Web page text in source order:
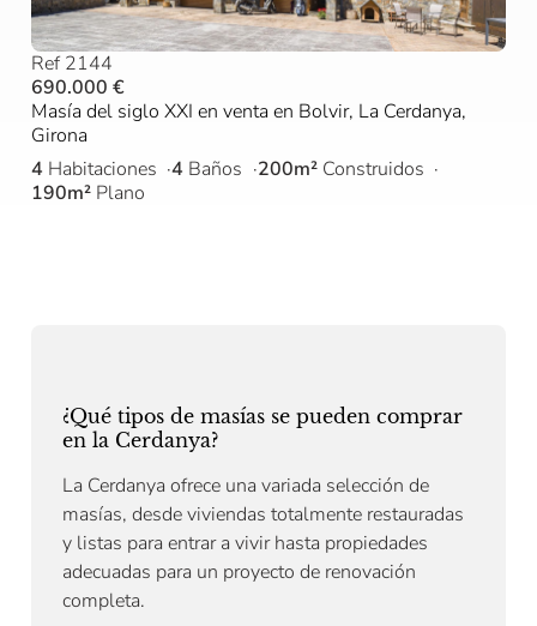
Ref 2144
690.000 €
Masía del siglo XXI en venta en Bolvir, La Cerdanya,
Girona
4 Habitaciones 4 Baños 200m² Construidos
190m² Plano
¿Qué tipos de masías se pueden comprar
en la Cerdanya?
La Cerdanya ofrece una variada selección de
masías, desde viviendas totalmente restauradas
y listas para entrar a vivir hasta propiedades
adecuadas para un proyecto de renovación
completa.